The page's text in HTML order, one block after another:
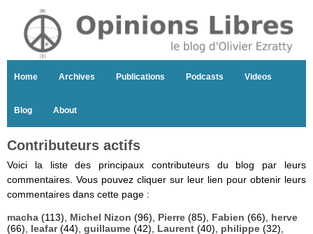
Home Archives Publications Podcasts Videos
Blog About
Contributeurs actifs
Voici la liste des principaux contributeurs du blog par leurs
commentaires. Vous pouvez cliquer sur leur lien pour obtenir leurs
commentaires dans cette page :
macha (113), Michel Nizon (96), Pierre (85), Fabien (66), herve
(66), leafar(44), guillaume (42), Laurent (40), philippe (32),